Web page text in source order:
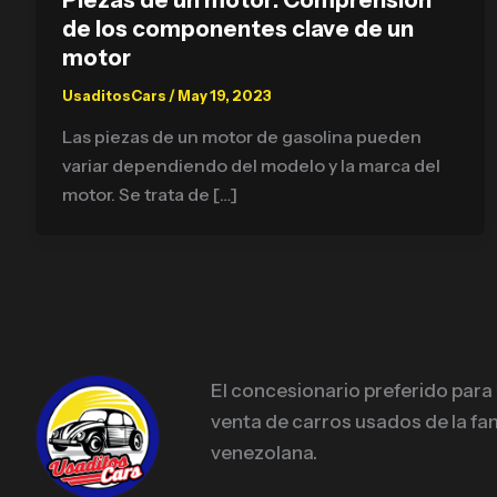
de los componentes clave de un
motor
UsaditosCars /May 19, 2023
Las piezas de un motor de gasolina pueden
variar dependiendo del modelo y la marca del
motor. Se trata de […]
El concesionario preferido para
venta de carros usados de la
venezolana.